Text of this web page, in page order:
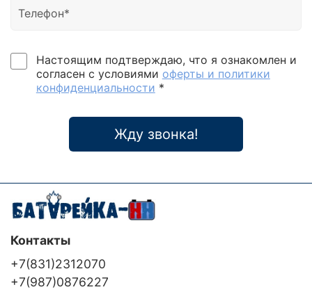
Настоящим подтверждаю, что я ознакомлен и
согласен с условиями оферты и политики
конфиденциальности *
Жду звонка!
Контакты
+7(831)2312070
+7(987)0876227